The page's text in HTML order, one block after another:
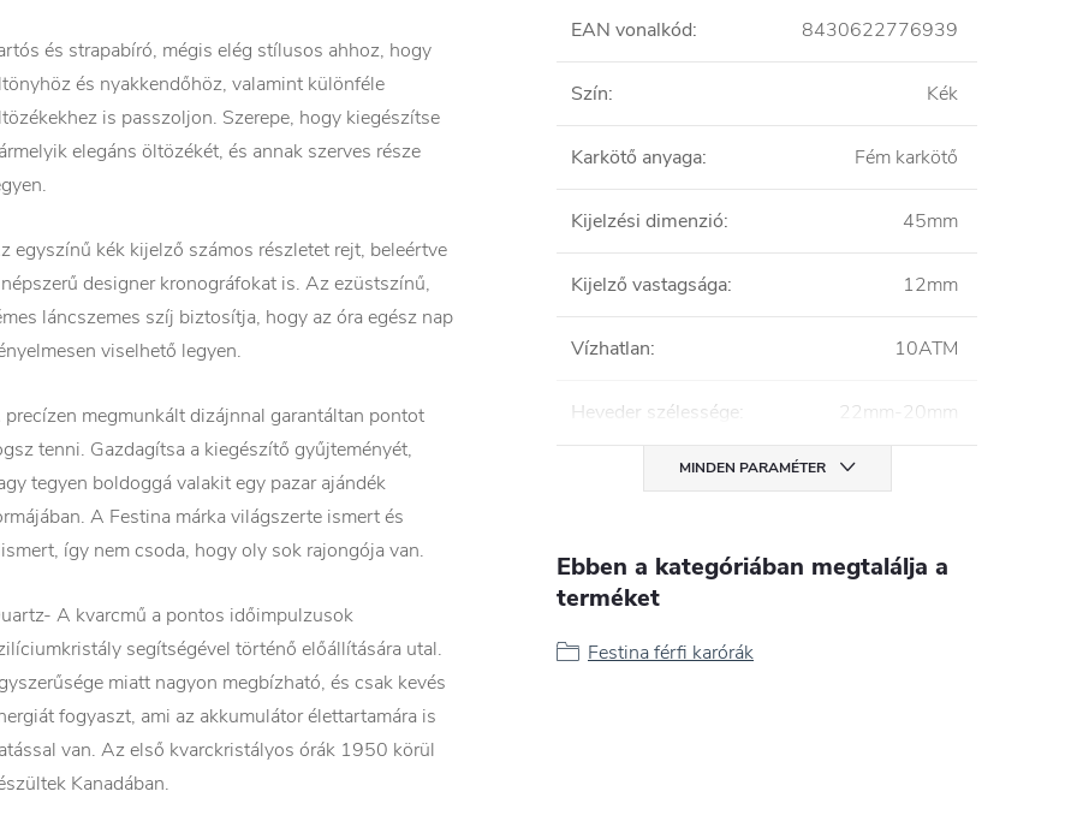
és strapabíró, mégis elég stílusos ahhoz, hogy
és nyakkendőhöz, valamint különféle
is passzoljon. Szerepe, hogy kiegészítse
elegáns öltözékét, és annak szerves része
egyszínű kék kijelző számos részletet rejt, beleértve
designer kronográfokat is. Az ezüstszínű,
láncszemes szíj biztosítja, hogy az óra egész nap
viselhető legyen.
precízen megmunkált dizájnnal garantáltan pontot
tenni. Gazdagítsa a kiegészítő gyűjteményét,
tegyen boldoggá valakit egy pazar ajándék
A Festina márka világszerte ismert és
így nem csoda, hogy oly sok rajongója van.
A kvarcmű a pontos időimpulzusok
segítségével történő előállítására utal.
miatt nagyon megbízható, és csak kevés
fogyaszt, ami az akkumulátor élettartamára is
van. Az első kvarckristályos órák 1950 körül
Kanadában.
EAN vonalkód: 8430622776939
Szín: Kék
Karkötő anyaga: Fém karkötő
Kijelzési dimenzió: 45mm
Kijelző vastagsága: 12mm
Vízhatlan: 10ATM
Heveder szélessége: 22mm-20mm
MINDEN PARAMÉTER
Ebben a kategóriában megtalálja a
terméket
Festina férfi karórák